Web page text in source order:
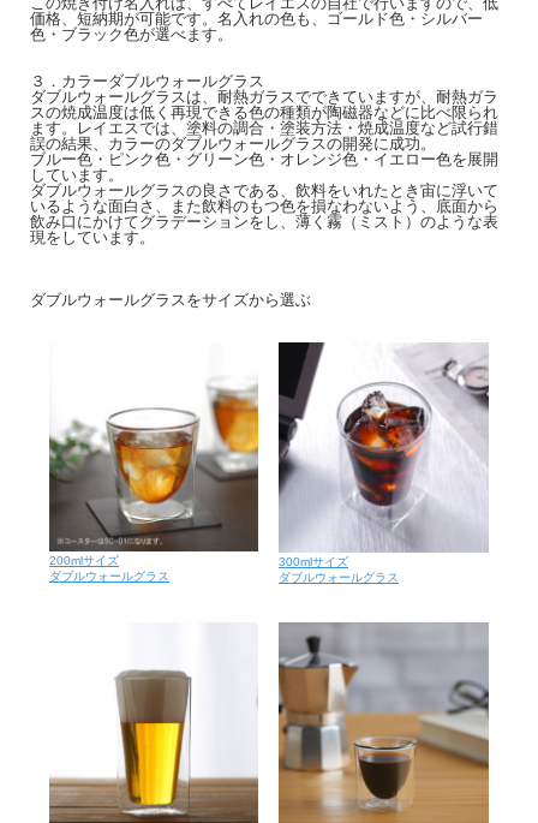
価格、短納期が可能です。名入れの色も、ゴールド色・シルバー
色・ブラック色が選べます。
３．カラーダブルウォールグラス
ダブルウォールグラスは、耐熱ガラスでできていますが、耐熱ガラ
スの焼成温度は低く再現できる色の種類が陶磁器などに比べ限られ
ます。レイエスでは、塗料の調合・塗装方法・焼成温度など試行錯
誤の結果、カラーのダブルウォールグラスの開発に成功。
ブルー色・ピンク色・グリーン色・オレンジ色・イエロー色を展開
しています。
ダブルウォールグラスの良さである、飲料をいれたとき宙に浮いて
いるような面白さ、また飲料のもつ色を損なわないよう、底面から
飲み口にかけてグラデーションをし、薄く霧（ミスト）のような表
現をしています。
ダブルウォールグラスをサイズから選ぶ
200mlサイズ
ダブルウォールグラス
300mlサイズ
ダブルウォールグラス